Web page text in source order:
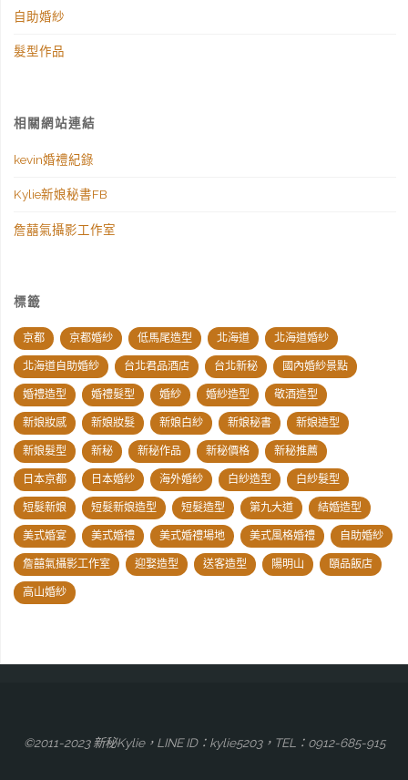
自助婚紗
髮型作品
相關網站連結
kevin婚禮紀錄
Kylie新娘秘書FB
詹囍氣攝影工作室
標籤
京都 京都婚紗 低馬尾造型 北海道 北海道婚紗
北海道自助婚紗 台北君品酒店 台北新秘 國內婚紗景點
婚禮造型 婚禮髮型 婚紗 婚紗造型 敬酒造型
新娘妝感 新娘妝髮 新娘白紗 新娘秘書 新娘造型
新娘髮型 新秘 新秘作品 新秘價格 新秘推薦
日本京都 日本婚紗 海外婚紗 白紗造型 白紗髮型
短髮新娘 短髮新娘造型 短髮造型 第九大道 結婚造型
美式婚宴 美式婚禮 美式婚禮場地 美式風格婚禮 自助婚紗
詹囍氣攝影工作室 迎娶造型 送客造型 陽明山 頤品飯店
高山婚紗
©2011-2023 新秘Kylie，LINE ID：kylie5203，TEL：0912-685-915